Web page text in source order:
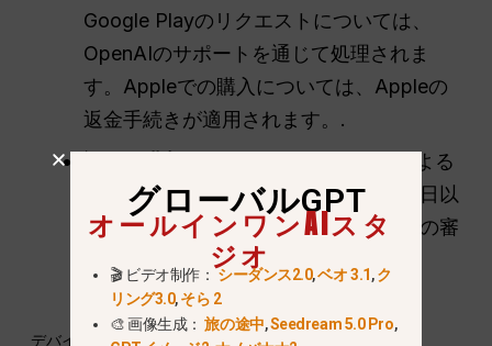
Google Playのリクエストについては、
OpenAIのサポートを通じて処理されま
す。Appleでの購入については、Appleの
返金手続きが適用されます。.
OpenAIによる
と、誤購入については、ユーザーが14日以
内にサポートに連絡した場合、適格性の審
査を経て、一般的に対象となるそうで
す。.
デバイスごとの手順については、こちらをご覧ください
グローバルGPT
オールインワンAIスタ
ジオ
🎬 ビデオ制作：シーダンス2.0,ベオ 3.1,ク
リング3.0,そら 2
🎨 画像生成：旅の途中,Seedream 5.0 Pro,